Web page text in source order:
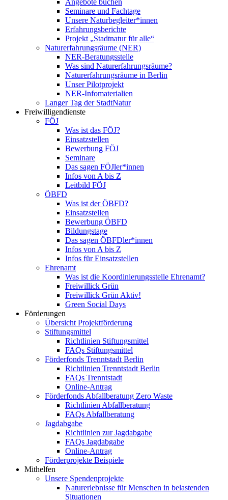
Angebote buchen
Seminare und Fachtage
Unsere Naturbegleiter*innen
Erfahrungsberichte
Projekt „Stadtnatur für alle“
Naturerfahrungsräume (NER)
NER-Beratungsstelle
Was sind Naturerfahrungsräume?
Naturerfahrungsräume in Berlin
Unser Pilotprojekt
NER-Infomaterialien
Langer Tag der StadtNatur
Freiwilligendienste
FÖJ
Was ist das FÖJ?
Einsatzstellen
Bewerbung FÖJ
Seminare
Das sagen FÖJler*innen
Infos von A bis Z
Leitbild FÖJ
ÖBFD
Was ist der ÖBFD?
Einsatzstellen
Bewerbung ÖBFD
Bildungstage
Das sagen ÖBFDler*innen
Infos von A bis Z
Infos für Einsatzstellen
Ehrenamt
Was ist die Koordinierungsstelle Ehrenamt?
Freiwillick Grün
Freiwillick Grün Aktiv!
Green Social Days
Förderungen
Übersicht Projektförderung
Stiftungsmittel
Richtlinien Stiftungsmittel
FAQs Stiftungsmittel
Förderfonds Trenntstadt Berlin
Richtlinien Trenntstadt Berlin
FAQs Trenntstadt
Online-Antrag
Förderfonds Abfallberatung Zero Waste
Richtlinien Abfallberatung
FAQs Abfallberatung
Jagdabgabe
Richtlinien zur Jagdabgabe
FAQs Jagdabgabe
Online-Antrag
Förderprojekte Beispiele
Mithelfen
Unsere Spendenprojekte
Naturerlebnisse für Menschen in belastenden
Situationen